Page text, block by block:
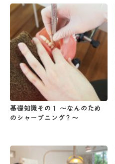
基礎知識その１ 〜なんのため
のシャープニング？〜